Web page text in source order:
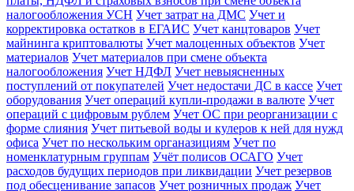
налогообложения УСН Учет затрат на ДМС Учет и
корректировка остатков в ЕГАИС Учет канцтоваров Учет
майнинга криптовалюты Учет малоценных объектов Учет
материалов Учет материалов при смене объекта
налогообложения Учет НДФЛ Учет невыясненных
поступлений от покупателей Учет недостачи ДС в кассе Учет
оборудования Учет операций купли-продажи в валюте Учет
операций с цифровым рублем Учет ОС при реорганизации с
форме слияния Учет питьевой воды и кулеров к ней для нужд
офиса Учет по нескольким органазициям Учет по
номенклатурным группам Учёт полисов ОСАГО Учет
расходов будущих периодов при ликвидации Учет резервов
под обесценивание запасов Учет розничных продаж Учет